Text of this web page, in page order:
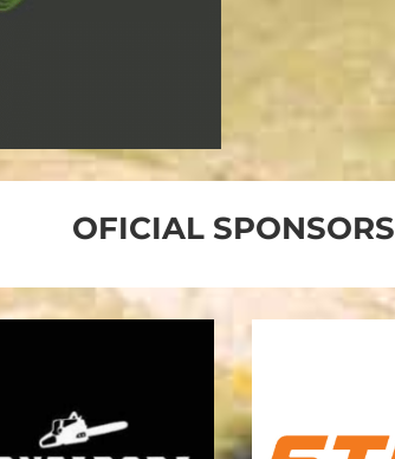
OFICIAL SPONSORS